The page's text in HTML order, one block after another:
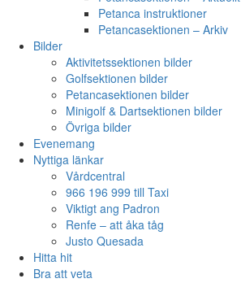
Petanca instruktioner
Petancasektionen – Arkiv
Bilder
Aktivitetssektionen bilder
Golfsektionen bilder
Petancasektionen bilder
Minigolf & Dartsektionen bilder
Övriga bilder
Evenemang
Nyttiga länkar
Vårdcentral
966 196 999 till Taxi
Viktigt ang Padron
Renfe – att åka tåg
Justo Quesada
Hitta hit
Bra att veta